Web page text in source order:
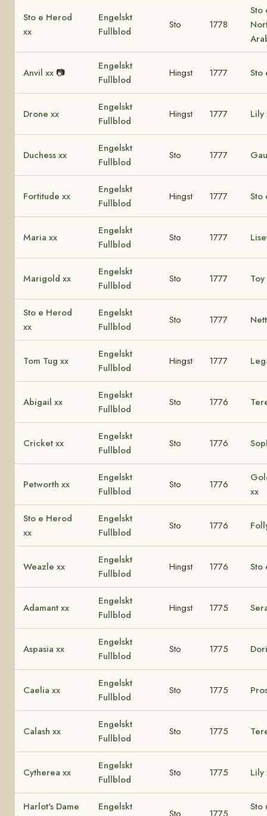
Sto e Herod
xx
Engelskt
Fullblod
Sto 1778
Sto
Anvil xx 📷
Engelskt
Fullblod
Hingst 1777 Sto
Drone xx
Engelskt
Fullblod
Hingst 1777 Lily
Duchess xx
Engelskt
Fullblod
Sto 1777
Fortitude xx
Engelskt
Fullblod
Hingst 1777 Sto
Maria xx
Engelskt
Fullblod
Sto 1777
Marigold xx
Engelskt
Fullblod
Sto 1777
Sto e Herod
xx
Engelskt
Fullblod
Sto 1777
Tom Tug xx
Engelskt
Fullblod
Hingst 1777
Abigail xx
Engelskt
Fullblod
Sto 1776
Cricket xx
Engelskt
Fullblod
Sto 1776
Petworth xx
Engelskt
Fullblod
Sto 1776
xx
Sto e Herod
xx
Engelskt
Fullblod
Sto 1776
Weazle xx
Engelskt
Fullblod
Hingst 1776 Sto
Adamant xx
Engelskt
Fullblod
Hingst 1775
Aspasia xx
Engelskt
Fullblod
Sto 1775
Caelia xx
Engelskt
Fullblod
Sto 1775
Calash xx
Engelskt
Fullblod
Sto 1775
Cytherea xx
Engelskt
Fullblod
Sto 1775 Lily
Harlot's Dame
Engelskt
Sto 1775
Sto